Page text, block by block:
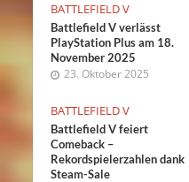
BATTLEFIELD V
Battlefield V verlässt
PlayStation Plus am 18.
November 2025
23. Oktober 2025
BATTLEFIELD V
Battlefield V feiert
Comeback –
Rekordspielerzahlen dank
Steam-Sale